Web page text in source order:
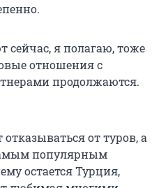
сейчас, я полагаю, тоже
отношения с
продолжаются.
от туров, а
популярным
остается Турция,